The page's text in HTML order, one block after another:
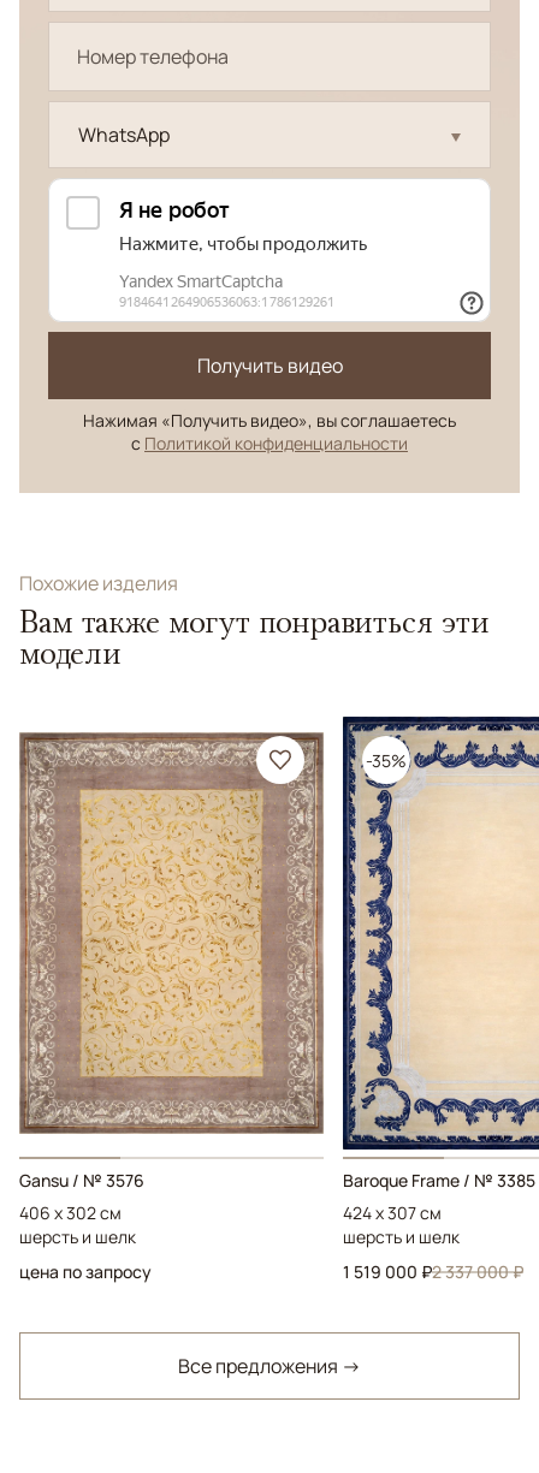
WhatsApp
Получить видео
Нажимая «Получить видео», вы соглашаетесь
с Политикой конфиденциальности
Похожие изделия
Вам также могут понравиться эти
модели
Gansu / № 3576
406 x 302 см
шерсть и шелк
цена по запросу
-35%
Baroque Frame / № 3385
424 x 307 см
шерсть и шелк
1 519 000 ₽2 337 000 ₽
Все предложения →